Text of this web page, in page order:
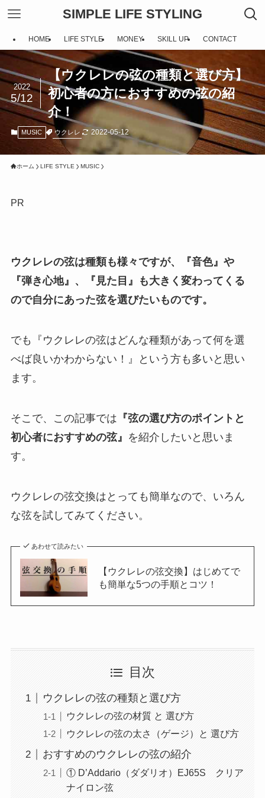
SIMPLE LIFE STYLING
HOME LIFE STYLE MONEY SKILL UP CONTACT
【ウクレレの弦の種類と選び方】
初心者の方におすすめの弦の紹
介！
2022
5/12
MUSIC ウクレレ 2022-05-12
ホーム LIFE STYLE MUSIC
PR
ウクレレの弦は種類も様々ですが、『音色』や
『弾き心地』、『見た目』も大きく変わってくる
ので自分にあった弦を選びたいものです。
でも『ウクレレの弦はどんな種類があって何を選
べば良いかわからない！』という方も多いと思い
ます。
そこで、この記事では 『弦の選び方のポイントと
初心者におすすめの弦』 を紹介したいと思いま
す。
ウクレレの弦交換はとっても簡単なので、いろん
な弦を試してみてください。
あわせて読みたい
【ウクレレの弦交換】はじめてで
も簡単な5つの手順とコツ！
目次
ウクレレの弦の種類と選び方
ウクレレの弦の材質 と 選び方
ウクレレの弦の太さ（ゲージ）と 選び方
おすすめのウクレレの弦の紹介
① D’Addario（ダダリオ）EJ65S クリア
ナイロン弦